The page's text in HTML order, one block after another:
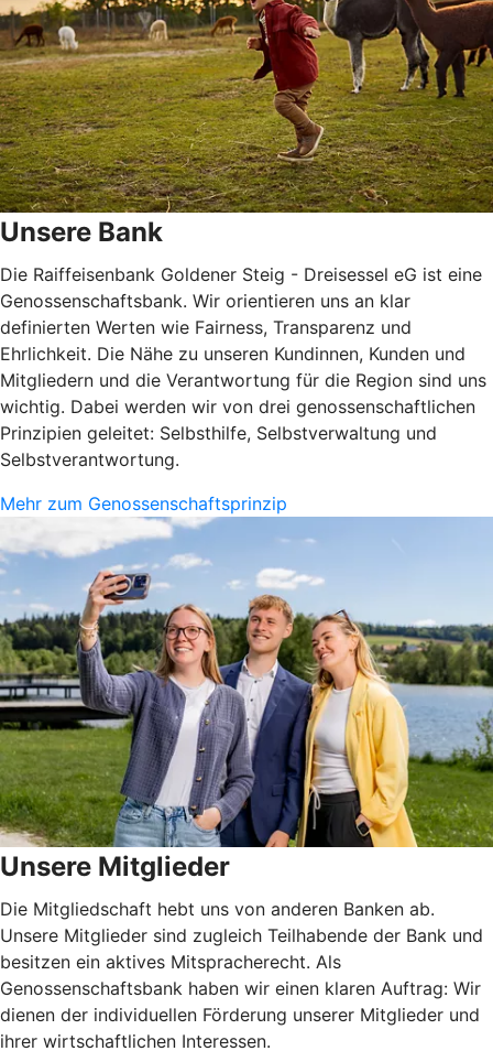
Unsere Bank
Die Raiffeisenbank Goldener Steig - Dreisessel eG ist eine
Genossenschaftsbank. Wir orientieren uns an klar
definierten Werten wie Fairness, Transparenz und
Ehrlichkeit. Die Nähe zu unseren Kundinnen, Kunden und
Mitgliedern und die Verantwortung für die Region sind uns
wichtig. Dabei werden wir von drei genossenschaftlichen
Prinzipien geleitet: Selbsthilfe, Selbstverwaltung und
Selbstverantwortung.
Mehr zum Genossenschaftsprinzip
Unsere Mitglieder
Die Mitgliedschaft hebt uns von anderen Banken ab.
Unsere Mitglieder sind zugleich Teilhabende der Bank und
besitzen ein aktives Mitspracherecht. Als
Genossenschaftsbank haben wir einen klaren Auftrag: Wir
dienen der individuellen Förderung unserer Mitglieder und
ihrer wirtschaftlichen Interessen.